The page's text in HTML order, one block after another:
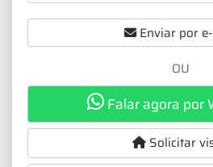
Enviar por
OU
Falar agora por
Solicitar